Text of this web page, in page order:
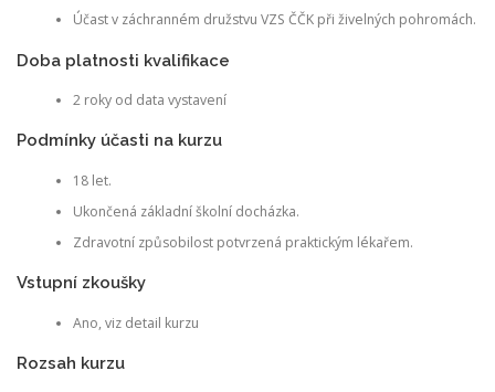
Účast v záchranném družstvu VZS ČČK při živelných pohromách.
Doba platnosti kvalifikace
2 roky od data vystavení
Podmínky účasti na kurzu
18 let.
Ukončená základní školní docházka.
Zdravotní způsobilost potvrzená praktickým lékařem.
Vstupní zkoušky
Ano, viz detail kurzu
Rozsah kurzu